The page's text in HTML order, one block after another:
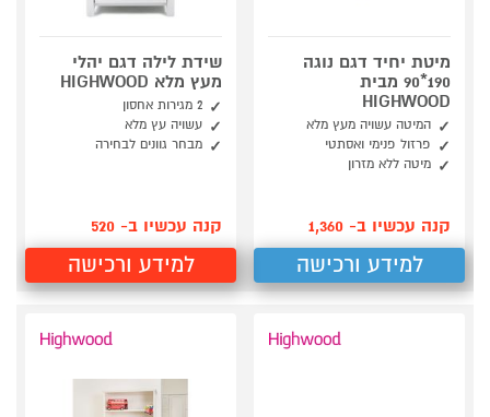
מיטת יחיד דגם נוגה
190*90 מבית
HIGHWOOD
המיטה עשויה מעץ מלא
פרזול פנימי ואסתטי
מיטה ללא מזרון
קנה עכשיו ב- 1,360
למידע ורכישה
שידת לילה דגם יהלי
מעץ מלא HIGHWOOD
2 מגירות אחסון
עשויה עץ מלא
מבחר גוונים לבחירה
קנה עכשיו ב- 520
למידע ורכישה